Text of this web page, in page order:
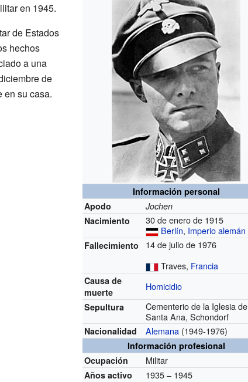
Información personal
Apodo
Jochen
Nacimiento
30 de enero de 1915
Berlín, Imperio alemán
Fallecimiento
14 de julio de 1976
Traves, Francia
Causa de
muerte
Homicidio
Sepultura
Cementerio de la Iglesia de
Santa Ana, Schondorf
Nacionalidad Alemana (1949-1976)
Información profesional
Ocupación
Militar
Años activo 1935 – 1945
en 1945.
de Estados
hechos
a una
de
en su casa.